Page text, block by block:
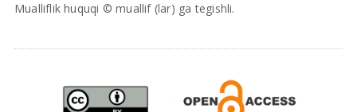
Mualliflik huquqi © muallif (lar) ga tegishli.